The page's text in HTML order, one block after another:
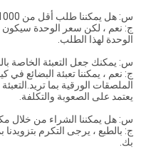
س: هل يمكننا طلب أقل من 1000 كلغ؟
ج: نعم ، لكن سعر الوحدة سيكون
الوحدة لهذا الطلب.
س: يمكنك جعل التعبئة الخاصة
ج: نعم ، يمكننا تعبئة البضائع
الملصقات الورقية بما
يعتمد على الصعوبة والتكلفة.
س: هل يمكننا الشراء من خلال
ج: بالطبع ، يرجى التكرم
بك.